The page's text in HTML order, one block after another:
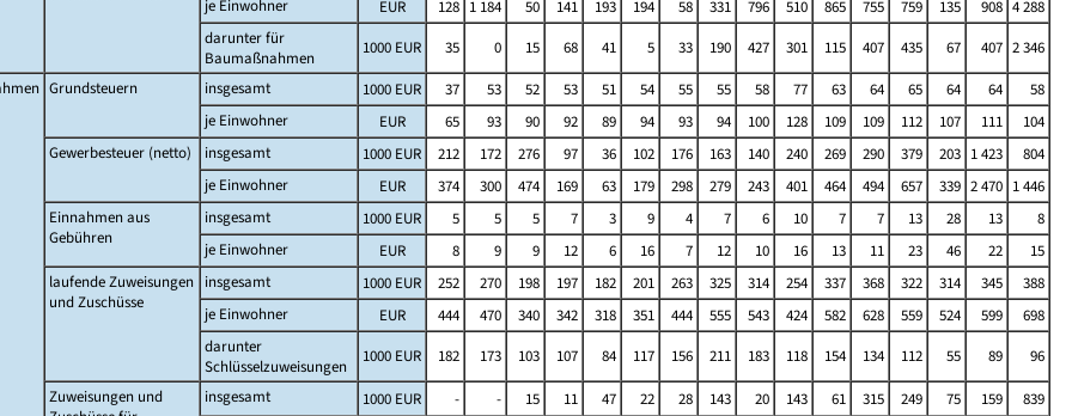
je Einwohner
EUR 128 1 184 50 141 193 194 58 331 796 510 865 755 759 135 908 4 288
darunter für
Baumaßnahmen
1000 EUR 35 0 15 68 41 5 33 190 427 301 115 407 435 67 407 2 346
Grundsteuern insgesamt 1000 EUR 37 53 52 53 51 54 55 55 58 77 63 64 65 64 64
58
je Einwohner
EUR 65 93 90 92 89 94 93 94 100 128 109 109 112 107 111
104
Gewerbesteuer (netto)
insgesamt 1000 EUR 212 172 276 97 36 102 176 163 140 240 269 290 379 203 1 423
804
je Einwohner
EUR 374 300 474 169 63 179 298 279 243 401 464 494 657 339 2 470 1 446
Einnahmen aus
Gebühren
insgesamt 1000 EUR 5 5 5 7 3 9 4 7 6 10 7 7 13 28 13
8
je Einwohner
EUR 8 9 9 12 6 16 7 12 10 16 13 11 23 46 22
15
laufende Zuweisungen
und Zuschüsse
insgesamt 1000 EUR 252 270 198 197 182 201 263 325 314 254 337 368 322 314 345
388
je Einwohner
EUR 444 470 340 342 318 351 444 555 543 424 582 628 559 524 599
698
darunter
Schlüsselzuweisungen
1000 EUR 182 173 103 107 84 117 156 211 183 118 154 134 112 55 89
96
Zuweisungen und
insgesamt 1000 EUR - - 15 11 47 22 28 143 20 143 61 315 249 75 159 839